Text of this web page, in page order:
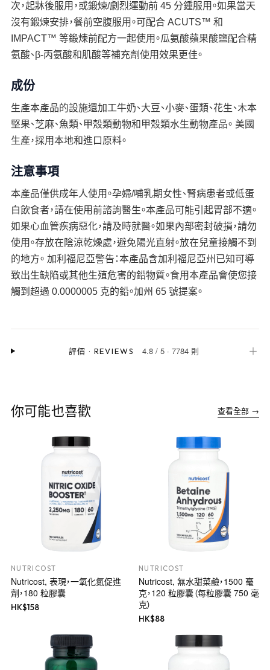
次，起牀後服用，或鍛煉/劇烈運動前 45 分鍾服用。如果當天
沒有鍛煉安排，餐前空腹服用。可配合 ACUTS™ 和
IMPACT™ 等鍛煉前配方一起使用。瓜氨酸蘋果酸鹽配合精
氨酸、β-丙氨酸和肌酸等補充劑使用效果更佳。
成份
生產本產品的設施還加工牛奶、大豆、小麥、蛋類、花生、木本
堅果、芝麻、魚類、甲殼類動物和甲殼類水生動物產品。 美國
生產，採用本地和進口原料。
注意事項
本產品僅供成年人使用。孕婦/哺乳期女性、腎病患者或低蛋
白飲食者，請在使用前諮詢醫生。本產品可能引起胃部不適。
如果心血管疾病惡化，請及時就醫。如果內部密封破損，請勿
使用。存放在陰涼乾燥處，避免陽光直射。放在兒童接觸不到
的地方。 加利福尼亞警告：本產品含加利福尼亞州已知可導
致出生缺陷或其他生殖危害的鉛物質。食用本產品會使您接
觸到超過 0.0000005 克的鉛。加州 65 號提案。
評價 · REVIEWS 4.8 /5 ·7784 則 ＋
你可能也喜歡 查看全部 →
NUTRICOST
Nutricost, 表現，一氧化氮促進
劑，180 粒膠囊
HK$158
NUTRICOST
Nutricost, 無水甜菜鹼，1500 毫
克，120 粒膠囊（每粒膠囊 750 毫
克）
HK$88